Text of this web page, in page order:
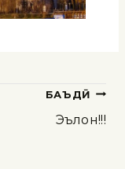
БАЪДӢ
Эълон!!!